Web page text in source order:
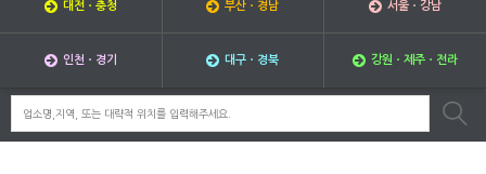
대전ㆍ충청 부산ㆍ경남 서울ㆍ강남
인천ㆍ경기 대구ㆍ경북 강원ㆍ제주ㆍ전라